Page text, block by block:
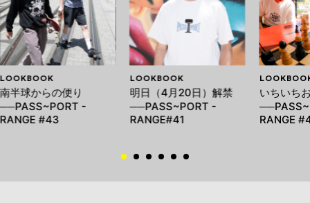
LOOKBOOK
南半球からの便り
──PASS~PORT -
RANGE #43
LOOKBOOK
明日（4月20日）解禁
──PASS~PORT -
RANGE#41
いちいち
RANGE